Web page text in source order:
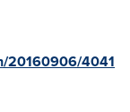
20160906/4041